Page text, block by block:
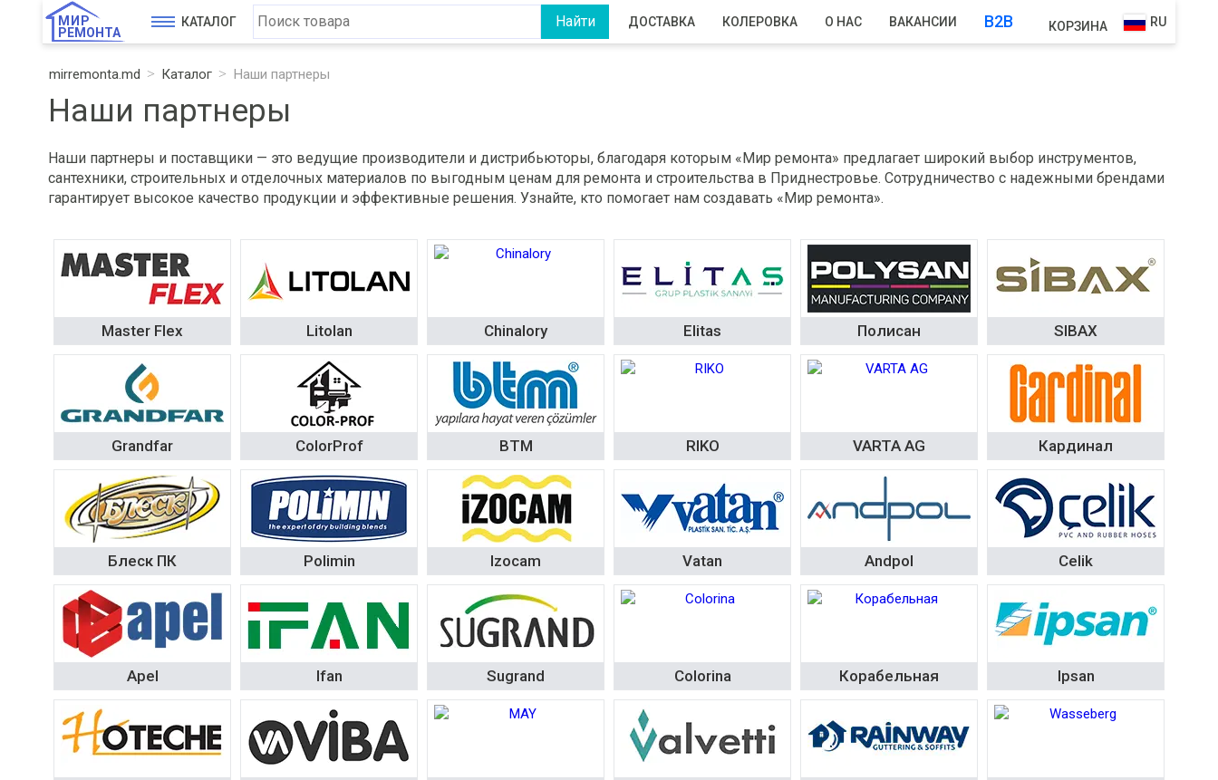
МИР
РЕМОНТА
КАТАЛОГ ДОСТАВКА КОЛЕРОВКА О НАС ВАКАНСИИ B2B КОРЗИНА RU
mirremonta.md Каталог Наши партнеры
Наши партнеры
Наши партнеры и поставщики — это ведущие производители и дистрибьюторы, благодаря которым «Мир ремонта» предлагает широкий выбор инструментов,
сантехники, строительных и отделочных материалов по выгодным ценам для ремонта и строительства в Приднестровье. Сотрудничество с надежными брендами
гарантирует высокое качество продукции и эффективные решения. Узнайте, кто помогает нам создавать «Мир ремонта».
Master Flex Litolan Chinalory Elitas Полисан SIBAX
Grandfar ColorProf BTM RIKO VARTA AG Кардинал
Блеск ПК Polimin Izocam Vatan Andpol Celik
Apel Ifan Sugrand Colorina Корабельная Ipsan